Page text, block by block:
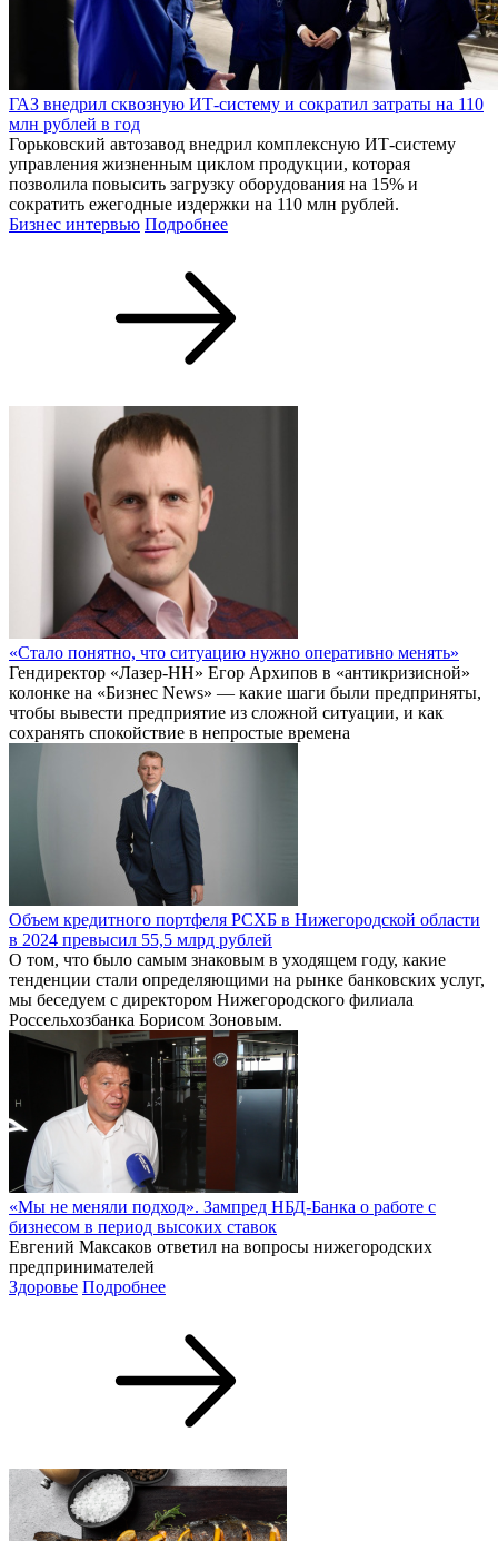
ГАЗ внедрил сквозную ИТ-систему и сократил затраты на 110
млн рублей в год
Горьковский автозавод внедрил комплексную ИТ-систему
управления жизненным циклом продукции, которая
позволила повысить загрузку оборудования на 15% и
сократить ежегодные издержки на 110 млн рублей.
Бизнес интервью Подробнее
«Стало понятно, что ситуацию нужно оперативно менять»
Гендиректор «Лазер-НН» Егор Архипов в «антикризисной»
колонке на «Бизнес News» — какие шаги были предприняты,
чтобы вывести предприятие из сложной ситуации, и как
сохранять спокойствие в непростые времена
Объем кредитного портфеля РСХБ в Нижегородской области
в 2024 превысил 55,5 млрд рублей
О том, что было самым знаковым в уходящем году, какие
тенденции стали определяющими на рынке банковских услуг,
мы беседуем с директором Нижегородского филиала
Россельхозбанка Борисом Зоновым.
«Мы не меняли подход». Зампред НБД-Банка о работе с
бизнесом в период высоких ставок
Евгений Максаков ответил на вопросы нижегородских
предпринимателей
Здоровье Подробнее